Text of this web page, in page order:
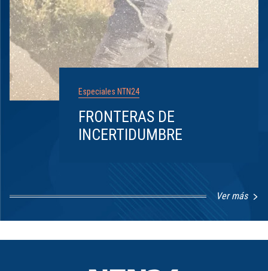
Especiales NTN24
FRONTERAS DE
INCERTIDUMBRE
Ver más
1
8